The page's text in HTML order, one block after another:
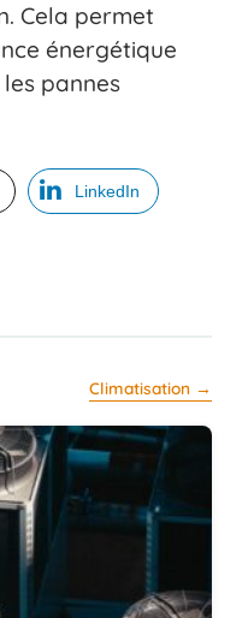
Cela permet
énergétique
pannes
LinkedIn
Climatisation →